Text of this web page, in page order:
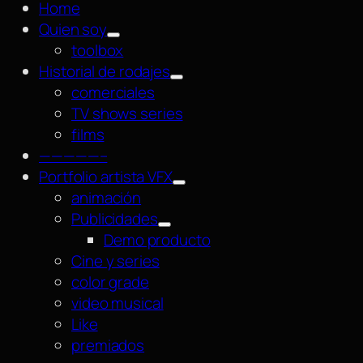
Home
Quien soy
toolbox
Historial de rodajes
comerciales
TV shows series
films
—————–
Portfolio artista VFX
animación
Publicidades
Demo producto
Cine y series
color grade
video musical
Like
premiados